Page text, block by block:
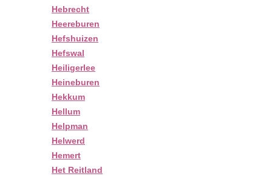
Hebrecht
Heereburen
Hefshuizen
Hefswal
Heiligerlee
Heineburen
Hekkum
Hellum
Helpman
Helwerd
Hemert
Het Reitland